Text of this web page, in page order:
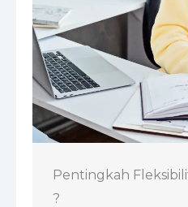
Pentingkah
?